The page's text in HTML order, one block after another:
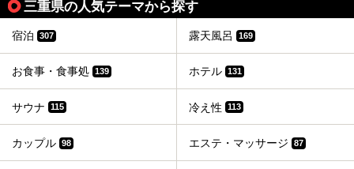
三重県の人気テーマから探す
宿泊 307 露天風呂 169
お食事・食事処 139 ホテル 131
サウナ 115 冷え性 113
カップル 98 エステ・マッサージ 87